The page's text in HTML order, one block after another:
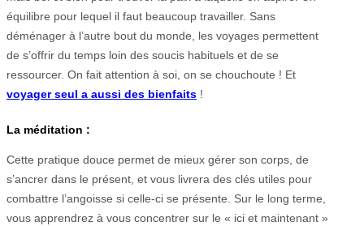
équilibre pour lequel il faut beaucoup travailler. Sans
déménager à l’autre bout du monde, les voyages permettent
de s’offrir du temps loin des soucis habituels et de se
ressourcer. On fait attention à soi, on se chouchoute ! Et
voyager seul a aussi des bienfaits !
La méditation :
Cette pratique douce permet de mieux gérer son corps, de
s’ancrer dans le présent, et vous livrera des clés utiles pour
combattre l’angoisse si celle-ci se présente. Sur le long terme,
vous apprendrez à vous concentrer sur le « ici et maintenant »